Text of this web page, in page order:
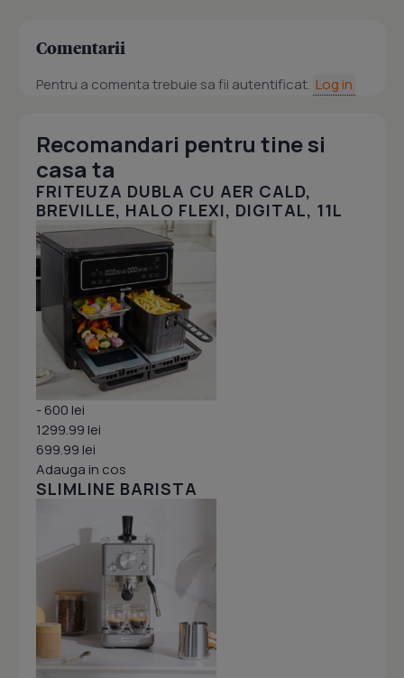
Comentarii
Pentru a comenta trebuie sa fii autentificat. Log in
Recomandari pentru tine si
casa ta
FRITEUZA DUBLA CU AER CALD,
BREVILLE, HALO FLEXI, DIGITAL, 11L
- 600 lei
1299.99 lei
699.99 lei
Adauga in cos
SLIMLINE BARISTA